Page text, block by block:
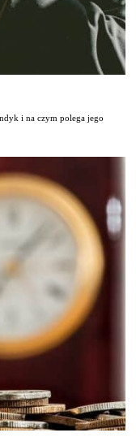
i na czym polega jego